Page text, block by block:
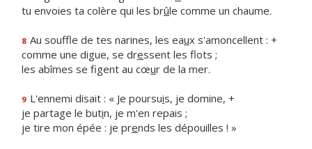
tu envoies ta colère qui les brûle comme un chaume.
8 Au souffle de tes narines, les eaux s'amoncellent : +
comme une digue, se dressent les flots ;
les abîmes se figent au cœur de la mer.
9 L'ennemi disait : « Je poursuis, je domine, +
je partage le butin, je m'en repais ;
je tire mon épée : je prends les dépouilles ! »